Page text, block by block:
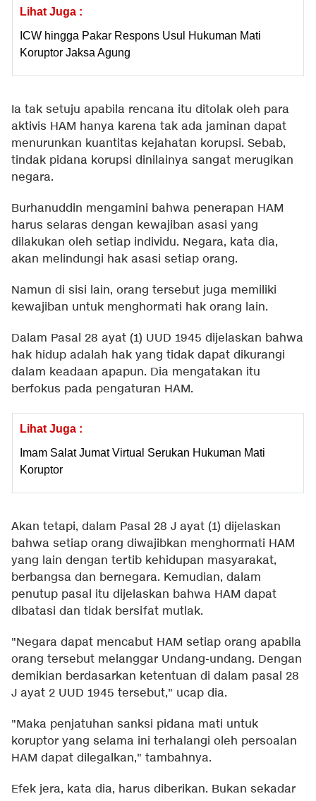
Lihat Juga :
ICW hingga Pakar Respons Usul Hukuman Mati
Koruptor Jaksa Agung
Ia tak setuju apabila rencana itu ditolak oleh para
aktivis HAM hanya karena tak ada jaminan dapat
menurunkan kuantitas kejahatan korupsi. Sebab,
tindak pidana korupsi dinilainya sangat merugikan
negara.
Burhanuddin mengamini bahwa penerapan HAM
harus selaras dengan kewajiban asasi yang
dilakukan oleh setiap individu. Negara, kata dia,
akan melindungi hak asasi setiap orang.
Namun di sisi lain, orang tersebut juga memiliki
kewajiban untuk menghormati hak orang lain.
Dalam Pasal 28 ayat (1) UUD 1945 dijelaskan bahwa
hak hidup adalah hak yang tidak dapat dikurangi
dalam keadaan apapun. Dia mengatakan itu
berfokus pada pengaturan HAM.
Lihat Juga :
Imam Salat Jumat Virtual Serukan Hukuman Mati
Koruptor
Akan tetapi, dalam Pasal 28 J ayat (1) dijelaskan
bahwa setiap orang diwajibkan menghormati HAM
yang lain dengan tertib kehidupan masyarakat,
berbangsa dan bernegara. Kemudian, dalam
penutup pasal itu dijelaskan bahwa HAM dapat
dibatasi dan tidak bersifat mutlak.
"Negara dapat mencabut HAM setiap orang apabila
orang tersebut melanggar Undang-undang. Dengan
demikian berdasarkan ketentuan di dalam pasal 28
J ayat 2 UUD 1945 tersebut," ucap dia.
"Maka penjatuhan sanksi pidana mati untuk
koruptor yang selama ini terhalangi oleh persoalan
HAM dapat dilegalkan," tambahnya.
Efek jera, kata dia, harus diberikan. Bukan sekadar